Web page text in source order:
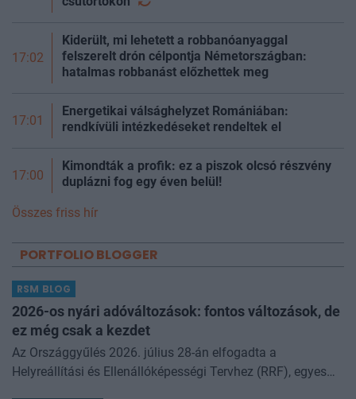
17:02
Kiderült, mi lehetett a robbanóanyaggal
felszerelt drón célpontja Németországban:
hatalmas robbanást előzhettek meg
17:01
Energetikai válsághelyzet Romániában:
rendkívüli intézkedéseket rendeltek el
17:00
Kimondták a profik: ez a piszok olcsó részvény
duplázni fog egy éven belül!
Összes friss hír
PORTFOLIO BLOGGER
RSM BLOG
2026-os nyári adóváltozások: fontos változások, de
ez még csak a kezdet
Az Országgyűlés 2026. július 28-án elfogadta a
Helyreállítási és Ellenállóképességi Tervhez (RRF), egyes